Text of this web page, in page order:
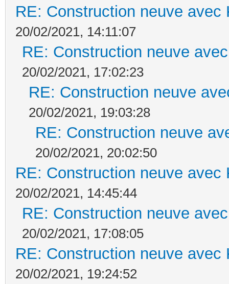
RE: Construction neuve avec
20/02/2021, 14:11:07
RE: Construction neuve
20/02/2021, 17:02:23
RE: Construction neuve
20/02/2021, 19:03:28
RE: Construction neuve
20/02/2021, 20:02:50
RE: Construction neuve avec
20/02/2021, 14:45:44
RE: Construction neuve
20/02/2021, 17:08:05
RE: Construction neuve avec
20/02/2021, 19:24:52